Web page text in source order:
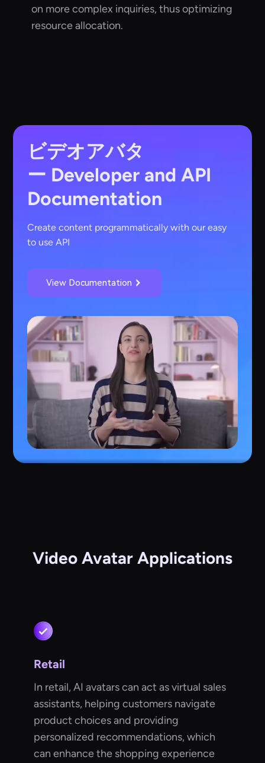
on more complex inquiries, thus optimizing
resource allocation.
ビデオアバタ
ー Developer and API
Documentation
Create content programmatically with our easy
to use API
View Documentation
Video Avatar Applications
Retail
In retail, AI avatars can act as virtual sales
assistants, helping customers navigate
product choices and providing
personalized recommendations, which
can enhance the shopping experience